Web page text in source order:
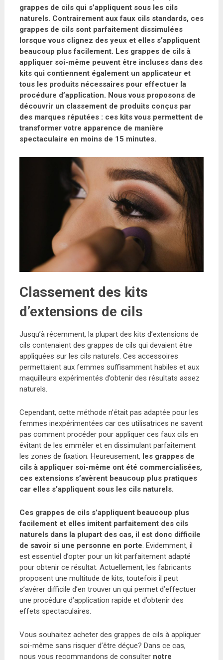
grappes de cils qui s’appliquent sous les cils
naturels. Contrairement aux faux cils standards, ces
grappes de cils sont parfaitement dissimulées
lorsque vous clignez des yeux et elles s’appliquent
beaucoup plus facilement. Les grappes de cils à
appliquer soi-même peuvent être incluses dans des
kits qui contiennent également un applicateur et
tous les produits nécessaires pour effectuer la
procédure d’application. Nous vous proposons de
découvrir un classement de produits conçus par
des marques réputées : ces kits vous permettent de
transformer votre apparence de manière
spectaculaire en moins de 15 minutes.
Classement des kits
d’extensions de cils
Jusqu’à récemment, la plupart des kits d’extensions de
cils contenaient des grappes de cils qui devaient être
appliquées sur les cils naturels. Ces accessoires
permettaient aux femmes suffisamment habiles et aux
maquilleurs expérimentés d’obtenir des résultats assez
naturels.
Cependant, cette méthode n’était pas adaptée pour les
femmes inexpérimentées car ces utilisatrices ne savent
pas comment procéder pour appliquer ces faux cils en
évitant de les emmêler et en dissimulant parfaitement
les zones de fixation. Heureusement, les grappes de
cils à appliquer soi-même ont été commercialisées,
ces extensions s’avèrent beaucoup plus pratiques
car elles s’appliquent sous les cils naturels.
Ces grappes de cils s’appliquent beaucoup plus
facilement et elles imitent parfaitement des cils
naturels dans la plupart des cas, il est donc difficile
de savoir si une personne en porte. Evidemment, il
est essentiel d’opter pour un kit parfaitement adapté
pour obtenir ce résultat. Actuellement, les fabricants
proposent une multitude de kits, toutefois il peut
s’avérer difficile d’en trouver un qui permet d’effectuer
une procédure d’application rapide et d’obtenir des
effets spectaculaires.
Vous souhaitez acheter des grappes de cils à appliquer
soi-même sans risquer d’être déçue? Dans ce cas,
nous vous recommandons de consulter notre